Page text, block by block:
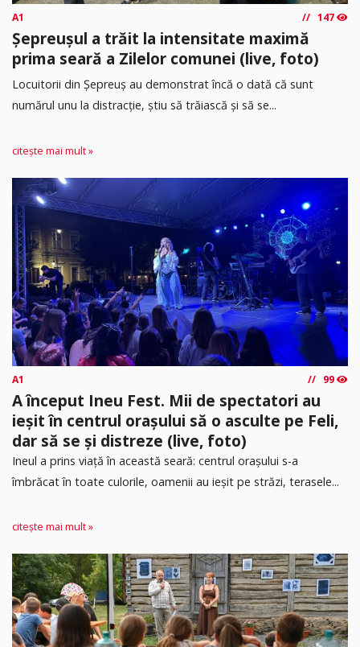
A1 147
Șepreușul a trăit la intensitate maximă
prima seară a Zilelor comunei (live, foto)
Locuitorii din Șepreuș au demonstrat încă o dată că sunt
numărul unu la distracție, știu să trăiască și să se...
citește mai mult »
A1 99
A început Ineu Fest. Mii de spectatori au
ieșit în centrul orașului să o asculte pe Feli,
dar să se și distreze (live, foto)
Ineul a prins viață în această seară: centrul orașului s-a
îmbrăcat în toate culorile, oamenii au ieșit pe străzi, terasele...
citește mai mult »